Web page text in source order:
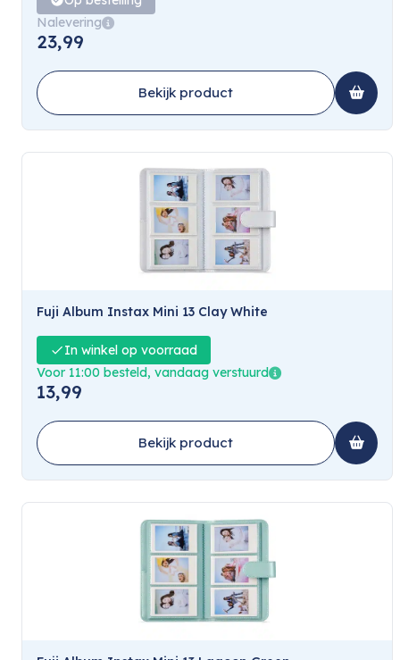
Nalevering
23,99
Bekijk product
Fuji Album Instax Mini 13 Clay White
In winkel op voorraad
Voor 11:00 besteld, vandaag verstuurd
13,99
Bekijk product